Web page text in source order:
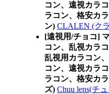
コン、遠視カラ
ラコン、格安カ
ン) CLALEN (ク
[遠視用/チョコ]
コン、乱視カラ
乱視用カラコン
コン、遠視カラ
ラコン、格安カ
ズ) Chuu lens(チ